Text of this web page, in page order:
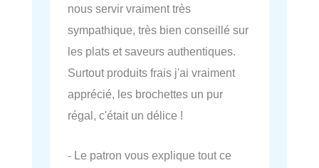
nous servir vraiment très
sympathique, très bien conseillé sur
les plats et saveurs authentiques.
Surtout produits frais j'ai vraiment
apprécié, les brochettes un pur
régal, c'était un délice !
- Le patron vous explique tout ce